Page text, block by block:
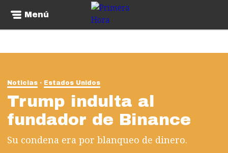
Menú
Noticias Estados Unidos
Trump indulta al
fundador de Binance
Su condena era por blanqueo de dinero.